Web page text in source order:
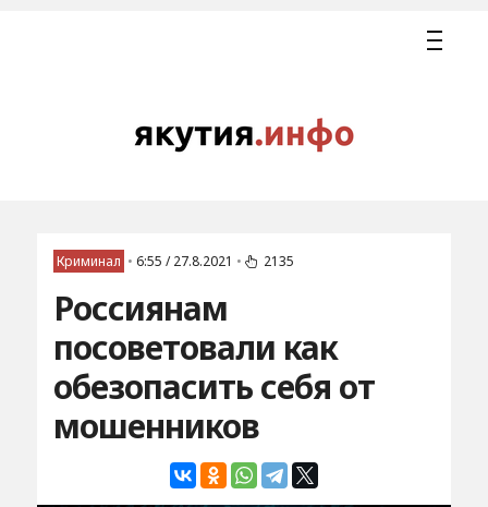
Криминал • 6:55 / 27.8.2021 • 2135
Россиянам
посоветовали как
обезопасить себя от
мошенников